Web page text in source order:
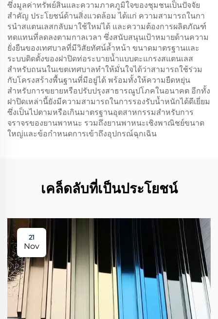
ซึ่งมูลค่าทรัพย์สินและความภาคภูมิใจของชุมชนเป็นปัจจัย
สำคัญ ประโยชน์ด้านสิ่งแวดล้อม ได้แก่ ความสามารถในกา
รนำสแตนเลสกลับมาใช้ใหม่ได้ และความต้องการผลิตภัณฑ์
ทดแทนที่ลดลงตามกาลเวลา ซึ่งสนับสนุนเป้าหมายด้านความ
ยั่งยืนของเทศบาลที่มีวิสัยทัศน์ล้ำหน้า ขนาดมาตรฐานและ
ระบบติดตั้งของฝาปิดท่อระบายน้ำแบบตะแกรงสแตนเลส
สำหรับถนนในเขตเทศบาลทำให้มั่นใจได้ว่าสามารถใช้ร่วม
กับโครงสร้างพื้นฐานที่มีอยู่ได้ พร้อมทั้งให้ความยืดหยุ่น
สำหรับการขยายหรือปรับปรุงสาธารณูปโภคในอนาคต อีกทั้ง
ฝาปิดเหล่านี้ยังมีความสามารถในการรองรับน้ำหนักได้ดีเยี่ยม
ซึ่งเป็นไปตามหรือเกินมาตรฐานอุตสาหกรรมสำหรับการ
จราจรของยานพาหนะ รวมถึงยานพาหนะเชิงพาณิชย์ขนาด
ใหญ่และข้อกำหนดการเข้าถึงอุปกรณ์ฉุกเฉิน
เคล็ดลับที่เป็นประโยชน์
21
Nov